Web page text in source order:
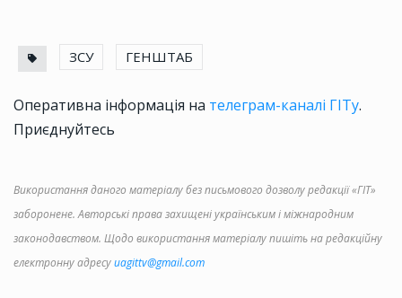
ЗСУ ГЕНШТАБ
Оперативна інформація на телеграм-каналі ГІТу.
Приєднуйтесь
Використання даного матеріалу без письмового дозволу редакції «ГІТ»
заборонене. Авторські права захищені українським і міжнародним
законодавством. Щодо використання матеріалу пишіть на редакційну
електронну адресуuagittv@gmail.com